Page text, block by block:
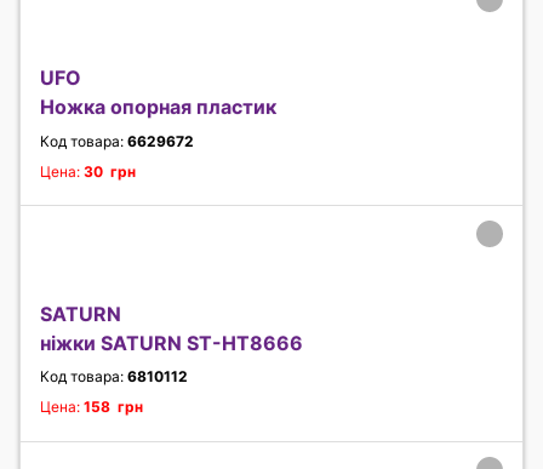
UFO
Ножка опорная пластик
Код товара: 6629672
Цена: 30 грн
SATURN
ніжки SATURN ST-HT8666
Код товара: 6810112
Цена: 158 грн